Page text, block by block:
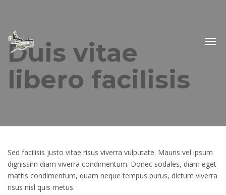
Duis vitae
libero facilisis
Sed facilisis justo vitae risus viverra vulputate. Mauris vel ipsum
dignissim diam viverra condimentum. Donec sodales, diam eget
mattis condimentum, quam neque tempus purus, dictum viverra
risus nisl quis metus.